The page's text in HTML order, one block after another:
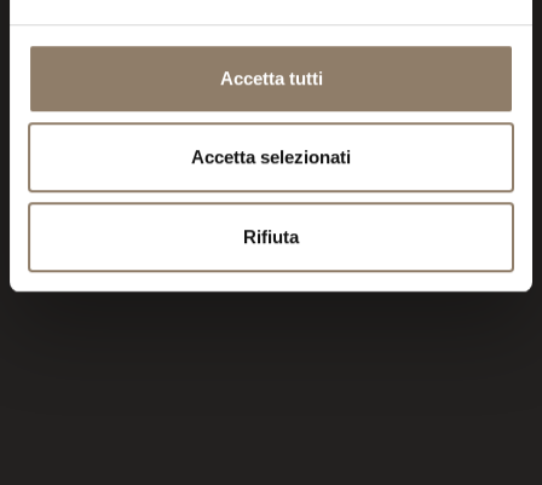
Accetta tutti
Accetta selezionati
Rifiuta